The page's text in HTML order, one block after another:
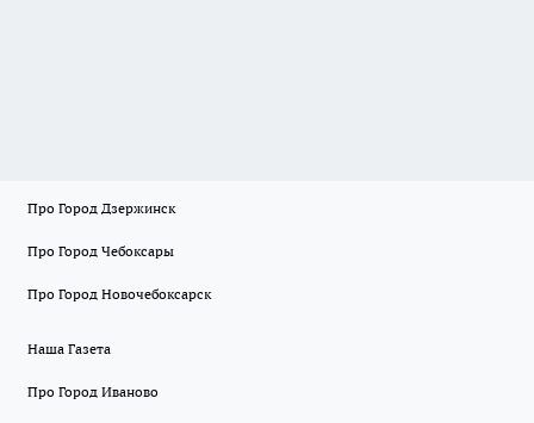
Про Город Дзержинск
Про Город Чебоксары
Про Город Новочебоксарск
Наша Газета
Про Город Иваново